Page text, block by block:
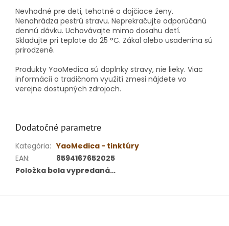
Nevhodné pre deti, tehotné a dojčiace ženy.
Nenahrádza pestrú stravu. Neprekračujte odporúčanú
dennú dávku. Uchovávajte mimo dosahu detí.
Skladujte pri teplote do 25 °C. Zákal alebo usadenina sú
prirodzené.
Produkty YaoMedica sú doplnky stravy, nie lieky. Viac
informácií o tradičnom využití zmesi nájdete vo
verejne dostupných zdrojoch.
Dodatočné parametre
Kategória: YaoMedica - tinktúry
EAN:
8594167652025
Položka bola vypredaná…